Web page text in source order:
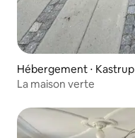
Hébergement ⋅ Kastrup
La maison verte